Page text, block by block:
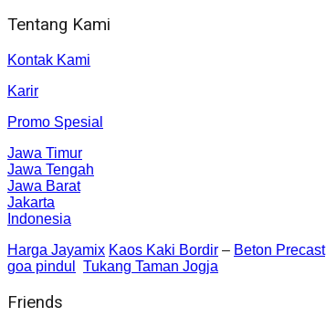
Tentang Kami
Kontak Kami
Karir
Promo Spesial
Jawa Timur
Jawa Tengah
Jawa Barat
Jakarta
Indonesia
Harga Jayamix Kaos Kaki Bordir – Beton Precast
goa pindul
Tukang Taman Jogja
Friends